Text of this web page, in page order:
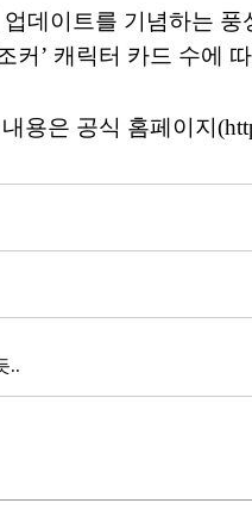
데이트를 기념하는 풍
커’ 캐릭터 카드 수에
용은 공식 홈페이지
..